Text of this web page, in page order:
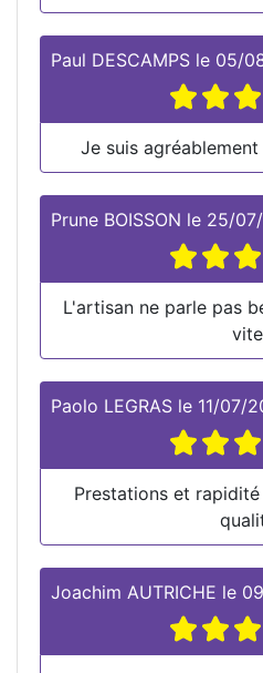
Paul DESCAMPS le 05/
Je suis
Prune BOISSON le 25/
L'artisan ne parle pas
vite
Paolo LEGRAS le 11/07/
Prestations et
Joachim AUTRICHE le